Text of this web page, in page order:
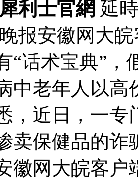
犀利士官網 延
报安徽网大
“话术宝典”，
中老年人以
，近日，一专
卖保健品的
徽网大皖客